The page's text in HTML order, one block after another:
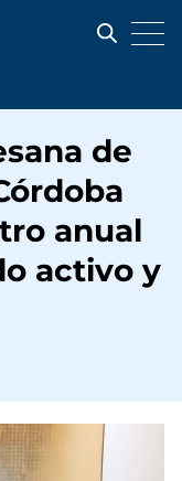
de
anual
activo y